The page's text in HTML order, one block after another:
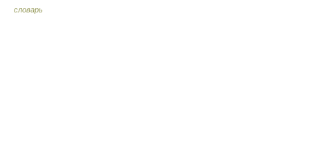
словарь